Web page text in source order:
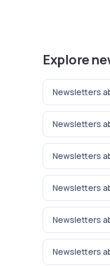
Explore
Newsletters
Newsletters
Newsletters
Newsletters
Newsletters
Newsletters